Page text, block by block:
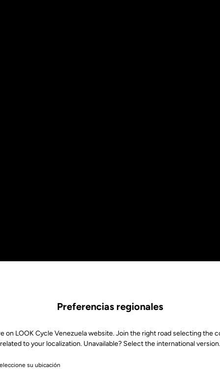
Preferencias regionales
on LOOK Cycle Venezuela website. Join the right road selecting the
related to your localization. Unavailable? Select the international version.
su ubicación